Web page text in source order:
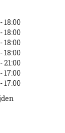
18:00
18:00
18:00
18:00
21:00
17:00
17:00